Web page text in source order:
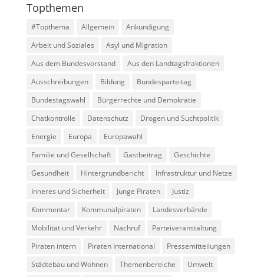
Topthemen
#Topthema Allgemein
Ankündigung
Arbeit und Soziales
Asyl und Migration
Aus dem Bundesvorstand
Aus den Landtagsfraktionen
Ausschreibungen
Bildung
Bundesparteitag
Bundestagswahl
Bürgerrechte und Demokratie
Chatkontrolle
Datenschutz
Drogen und Suchtpolitik
Energie
Europa
Europawahl
Familie und Gesellschaft
Gastbeitrag
Geschichte
Gesundheit
Hintergrundbericht
Infrastruktur und Netze
Inneres und Sicherheit
Junge Piraten
Justiz
Kommentar
Kommunalpiraten
Landesverbände
Mobilität und Verkehr
Nachruf
Parteiveranstaltung
Piraten intern
Piraten International
Pressemitteilungen
Städtebau und Wohnen
Themenbereiche
Umwelt